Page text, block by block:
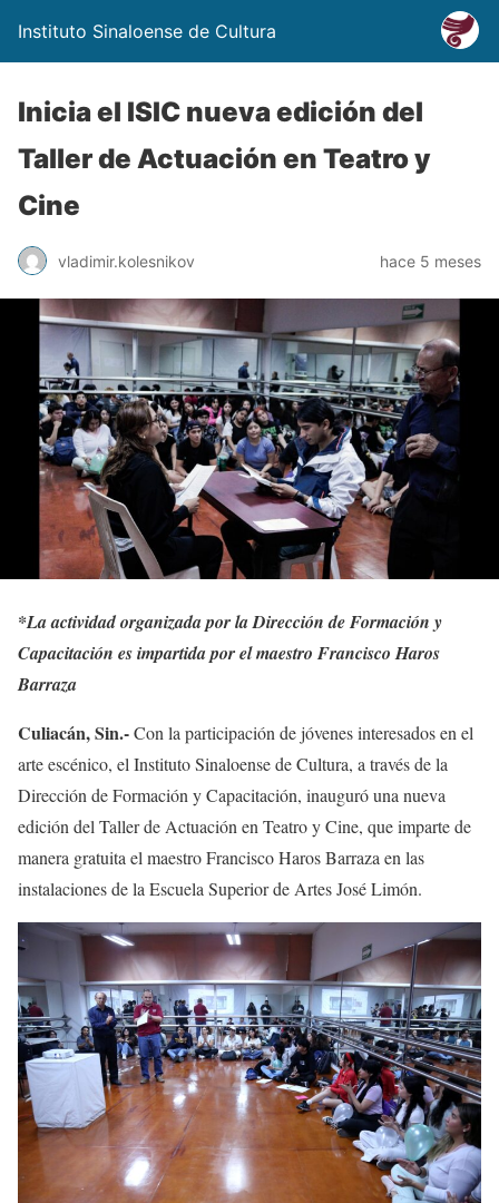
Instituto Sinaloense de Cultura
Inicia el ISIC nueva edición del
Taller de Actuación en Teatro y
Cine
vladimir.kolesnikov hace 5 meses
*La actividad organizada por la Dirección de Formación y
Capacitación es impartida por el maestro Francisco Haros
Barraza
Culiacán, Sin.-Con la participación de jóvenes interesados en el
arte escénico, el Instituto Sinaloense de Cultura, a través de la
Dirección de Formación y Capacitación, inauguró una nueva
edición del Taller de Actuación en Teatro y Cine, que imparte de
manera gratuita el maestro Francisco Haros Barraza en las
instalaciones de la Escuela Superior de Artes José Limón.